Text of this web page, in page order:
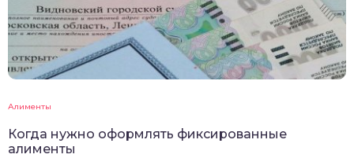
Алименты
Когда нужно оформлять фиксированные
алименты